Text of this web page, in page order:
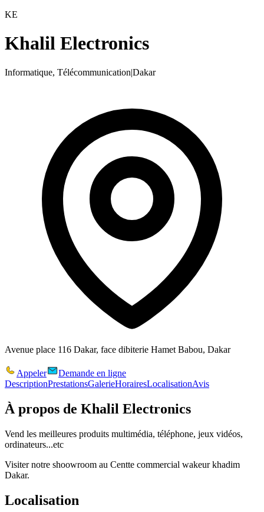
KE
Khalil Electronics
Informatique, Télécommunication|Dakar
Avenue place 116 Dakar, face dibiterie Hamet Babou, Dakar
Appeler
Demande en ligne
DescriptionPrestationsGalerieHorairesLocalisationAvis
À propos de Khalil Electronics
Vend les meilleures produits multimédia, téléphone, jeux vidéos,
ordinateurs...etc
Visiter notre shoowroom au Centte commercial wakeur khadim
Dakar.
Localisation